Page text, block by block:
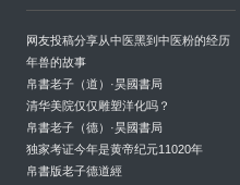
网友投稿分享从中医黑到中医粉的经历
年兽的故事
帛書老子（道）·昊國書局
清华美院仅仅雕塑洋化吗？
帛書老子（德）·昊國書局
独家考证今年是黄帝纪元11020年
帛書版老子德道經